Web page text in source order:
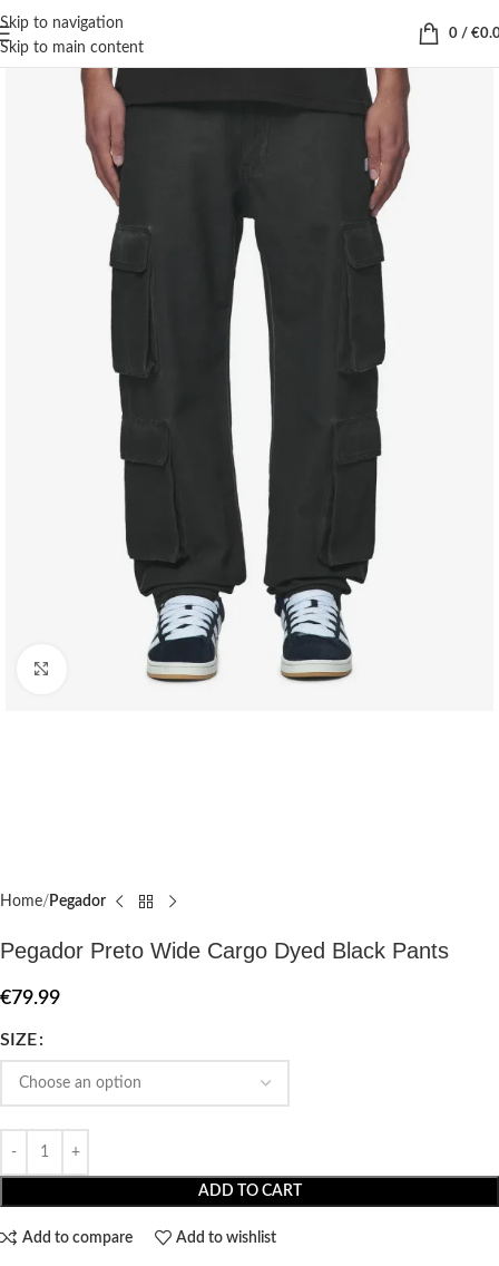
Skip to navigation
Skip to main content
0 / €
Click to enlarge
Home Pegador​
Pegador Preto Wide Cargo Dyed Black Pants
€79.99
SIZE
ADD TO CART
Add to compare Add to wishlist